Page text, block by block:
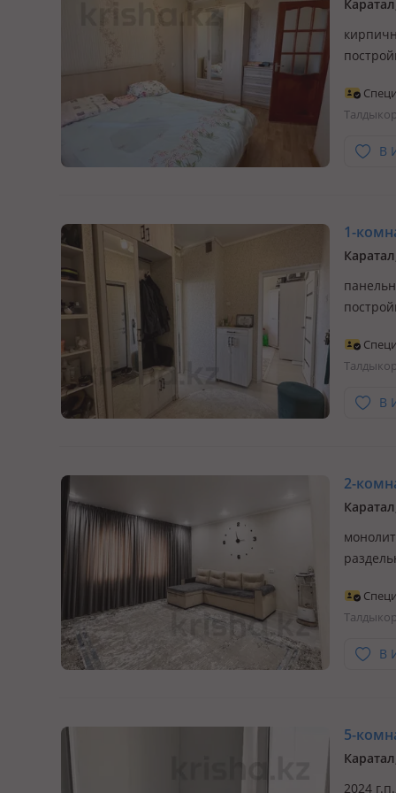
обычно
В
1-
В
2-
В
5-
2024